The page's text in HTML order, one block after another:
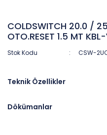
COLDSWITCH 20.0 /
OTO.RESET 1.5 MT
Stok Kodu CSW-
Teknik Özellikler
Dökümanlar